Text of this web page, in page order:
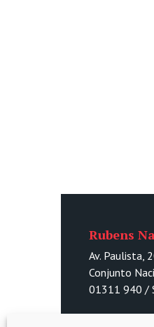
Rubens
Av. Paulista,
Conjunto
01311 940 /